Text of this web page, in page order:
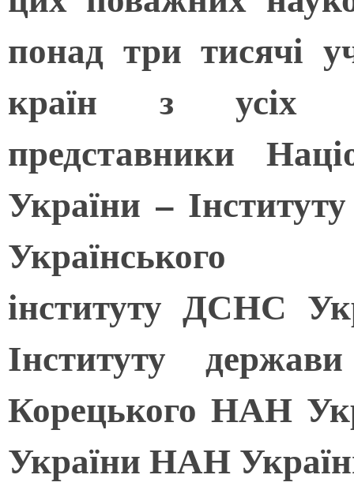
понад три тисячі
країн з усіх
представники
України –
Українського
інституту ДСНС
Інституту
Корецького НАН
України НАН